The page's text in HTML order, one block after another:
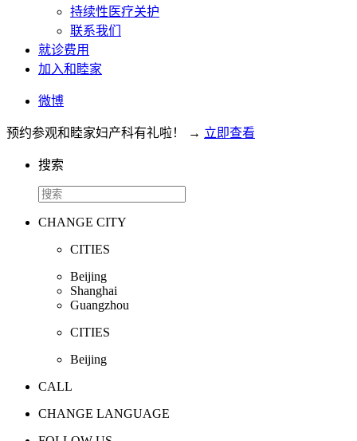
持续性医疗关护
联系我们
就诊费用
加入和睦家
微博
预约参观和睦家妇产科有礼啦！ → 立即查看
搜索
CHANGE CITY
CITIES
Beijing
Shanghai
Guangzhou
CITIES
Beijing
CALL
CHANGE LANGUAGE